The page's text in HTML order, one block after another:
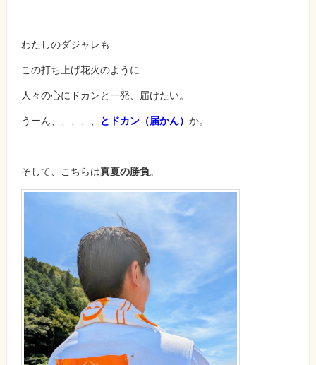
わたしのダジャレも
この打ち上げ花火のように
人々の心にドカンと一発、届けたい。
うーん、、、、、 とドカン（届かん） か。
そして、こちらは真夏の勝負。